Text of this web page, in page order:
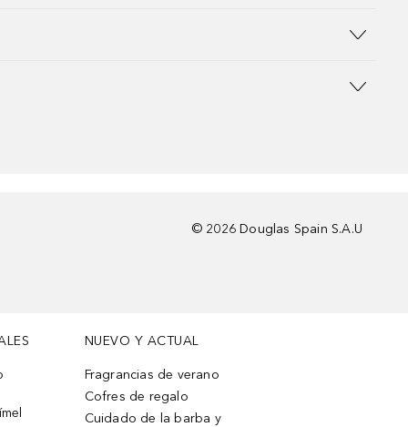
© 2026 Douglas Spain S.A.U
NUEVO Y ACTUAL
Fragrancias de verano
Cofres de regalo
Cuidado de la barba y